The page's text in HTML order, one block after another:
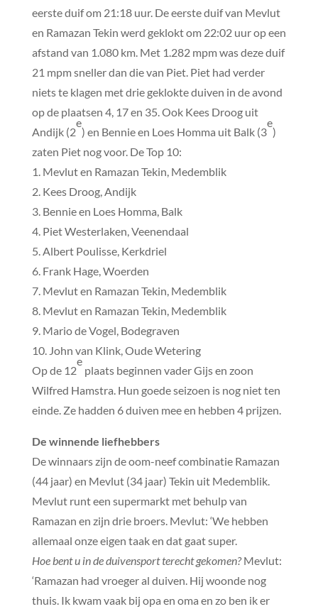
eerste duif om 21:18 uur. De eerste duif van Mevlut
en Ramazan Tekin werd geklokt om 22:02 uur op een
afstand van 1.080 km. Met 1.282 mpm was deze duif
21 mpm sneller dan die van Piet. Piet had verder
niets te klagen met drie geklokte duiven in de avond
op de plaatsen 4, 17 en 35. Ook Kees Droog uit
Andijk (2
e
) en Bennie en Loes Homma uit Balk (3
e
)
zaten Piet nog voor. De Top 10:
1. Mevlut en Ramazan Tekin, Medemblik
2. Kees Droog, Andijk
3. Bennie en Loes Homma, Balk
4. Piet Westerlaken, Veenendaal
5. Albert Poulisse, Kerkdriel
6. Frank Hage, Woerden
7. Mevlut en Ramazan Tekin, Medemblik
8. Mevlut en Ramazan Tekin, Medemblik
9. Mario de Vogel, Bodegraven
10. John van Klink, Oude Wetering
Op de 12
e
plaats beginnen vader Gijs en zoon
Wilfred Hamstra. Hun goede seizoen is nog niet ten
einde. Ze hadden 6 duiven mee en hebben 4 prijzen.
De winnende liefhebbers
De winnaars zijn de oom-neef combinatie Ramazan
(44 jaar) en Mevlut (34 jaar) Tekin uit Medemblik.
Mevlut runt een supermarkt met behulp van
Ramazan en zijn drie broers. Mevlut: ‘We hebben
allemaal onze eigen taak en dat gaat super.
Hoe bent u in de duivensport terecht gekomen?Mevlut:
‘Ramazan had vroeger al duiven. Hij woonde nog
thuis. Ik kwam vaak bij opa en oma en zo ben ik er